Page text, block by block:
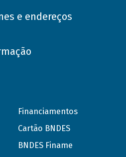
e endereços
Financiamentos
Cartão BNDES
BNDES Finame